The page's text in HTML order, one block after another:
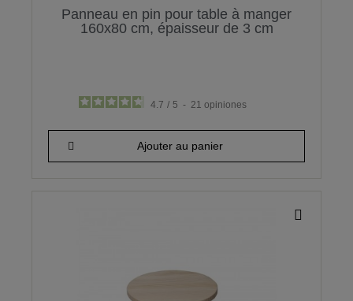
Panneau en pin pour table à manger
160x80 cm, épaisseur de 3 cm
4.7 / 5 - 21opiniones
182,95 €
Ajouter au panier